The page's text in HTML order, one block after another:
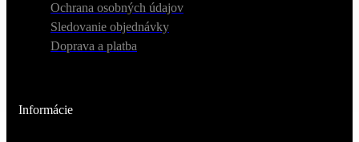
Ochrana osobných údajov
Sledovanie objednávky
Doprava a platba
Informácie